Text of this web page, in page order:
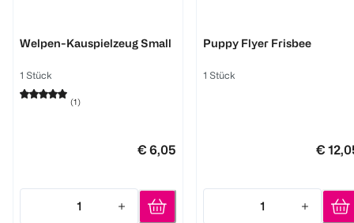
Welpen-Kauspielzeug Small
1 Stück
(1)
€ 6,05
1
Quantity: 1
Puppy Flyer Frisbee
1 Stück
€
1
Quantity: 1